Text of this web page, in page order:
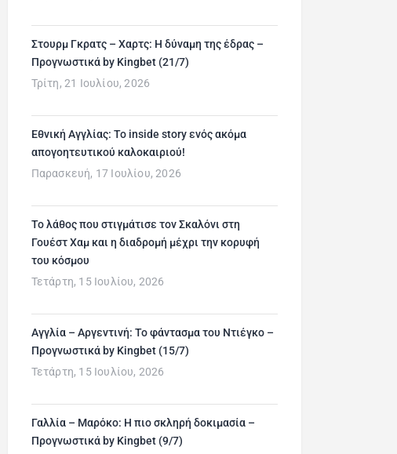
Στουρμ Γκρατς – Χαρτς: Η δύναμη της έδρας –
Προγνωστικά by Kingbet (21/7)
Τρίτη, 21 Ιουλίου, 2026
Εθνική Αγγλίας: Το inside story ενός ακόμα
απογοητευτικού καλοκαιριού!
Παρασκευή, 17 Ιουλίου, 2026
Το λάθος που στιγμάτισε τον Σκαλόνι στη
Γουέστ Χαμ και η διαδρομή μέχρι την κορυφή
του κόσμου
Τετάρτη, 15 Ιουλίου, 2026
Αγγλία – Αργεντινή: Το φάντασμα του Ντιέγκο –
Προγνωστικά by Kingbet (15/7)
Τετάρτη, 15 Ιουλίου, 2026
Γαλλία – Μαρόκο: Η πιο σκληρή δοκιμασία –
Προγνωστικά by Kingbet (9/7)